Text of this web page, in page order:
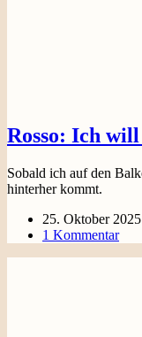
Rosso: Ich
Sobald ich auf den
hinterher kommt.
25. Oktober 2025
1 Kommentar